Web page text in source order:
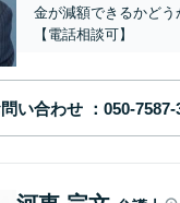
金が減額できるかどう
【電話相談可】
い合わせ